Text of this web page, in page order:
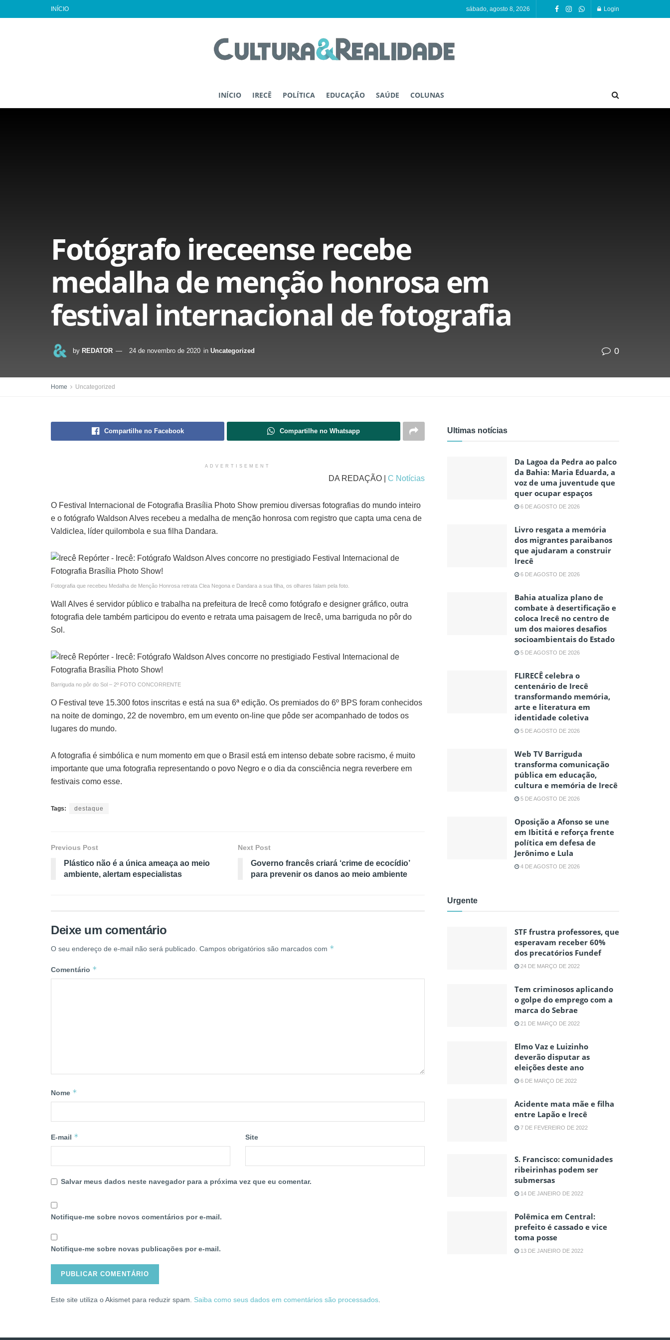
INÍCIO sábado, agosto 8, 2026 Login
INÍCIO IRECÊ POLÍTICA EDUCAÇÃO SAÚDE COLUNAS
Fotógrafo ireceense recebe
medalha de menção honrosa em
festival internacional de fotografia
by REDATOR 24 de novembro de 2020 in Uncategorized 0
Home Uncategorized
Compartilhe no Facebook Compartilhe no Whatsapp
ADVERTISEMENT
DA REDAÇÃO | C Notícias
O Festival Internacional de Fotografia Brasília Photo Show premiou diversas fotografias do mundo inteiro
e o fotógrafo Waldson Alves recebeu a medalha de menção honrosa com registro que capta uma cena de
Valdiclea, líder quilombola e sua filha Dandara.
Fotografia que recebeu Medalha de Menção Honrosa retrata Clea Negona e Dandara a sua filha, os olhares falam pela foto.
Wall Alves é servidor público e trabalha na prefeitura de Irecê como fotógrafo e designer gráfico, outra
fotografia dele também participou do evento e retrata uma paisagem de Irecê, uma barriguda no pôr do
Sol.
Barriguda no pôr do Sol – 2º FOTO CONCORRENTE
O Festival teve 15.300 fotos inscritas e está na sua 6ª edição. Os premiados do 6º BPS foram conhecidos
na noite de domingo, 22 de novembro, em um evento on-line que pôde ser acompanhado de todos os
lugares do mundo.
A fotografia é simbólica e num momento em que o Brasil está em intenso debate sobre racismo, é muito
importante que uma fotografia representando o povo Negro e o dia da consciência negra reverbere em
festivais como esse.
Tags: destaque
Previous Post
Plástico não é a única ameaça ao meio
ambiente, alertam especialistas
Next Post
Governo francês criará ‘crime de ecocídio’
para prevenir os danos ao meio ambiente
Deixe um comentário
O seu endereço de e-mail não será publicado. Campos obrigatórios são marcados com *
Comentário *
Nome *
E-mail * Site
Salvar meus dados neste navegador para a próxima vez que eu comentar.
Notifique-me sobre novos comentários por e-mail.
Notifique-me sobre novas publicações por e-mail.
Este site utiliza o Akismet para reduzir spam. Saiba como seus dados em comentários são processados
Ultimas notícias
Da Lagoa da Pedra ao palco
da Bahia: Maria Eduarda, a
voz de uma juventude que
quer ocupar espaços
6 DE AGOSTO DE 2026
Livro resgata a memória
dos migrantes paraibanos
que ajudaram a construir
Irecê
6 DE AGOSTO DE 2026
Bahia atualiza plano de
combate à desertificação e
coloca Irecê no centro de
um dos maiores desafios
socioambientais do Estado
5 DE AGOSTO DE 2026
FLIRECÊ celebra o
centenário de Irecê
transformando memória,
arte e literatura em
identidade coletiva
5 DE AGOSTO DE 2026
Web TV Barriguda
transforma comunicação
pública em educação,
cultura e memória de Irecê
5 DE AGOSTO DE 2026
Oposição a Afonso se une
em Ibititá e reforça frente
política em defesa de
Jerônimo e Lula
4 DE AGOSTO DE 2026
Urgente
STF frustra professores, que
esperavam receber 60%
dos precatórios Fundef
24 DE MARÇO DE 2022
Tem criminosos aplicando
o golpe do emprego com a
marca do Sebrae
21 DE MARÇO DE 2022
Elmo Vaz e Luizinho
deverão disputar as
eleições deste ano
6 DE MARÇO DE 2022
Acidente mata mãe e filha
entre Lapão e Irecê
7 DE FEVEREIRO DE 2022
S. Francisco: comunidades
ribeirinhas podem ser
submersas
14 DE JANEIRO DE 2022
Polêmica em Central:
prefeito é cassado e vice
toma posse
13 DE JANEIRO DE 2022